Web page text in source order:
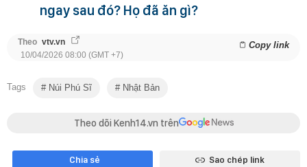
ngay sau đó? Họ đã ăn gì?
Theo vtv.vn Copy link
10/04/2026 08:00 (GMT +7)
Tags Núi Phú Sĩ Nhật Bản
Theo dõi Kenh14.vn trên
Chia sẻ Sao chép link